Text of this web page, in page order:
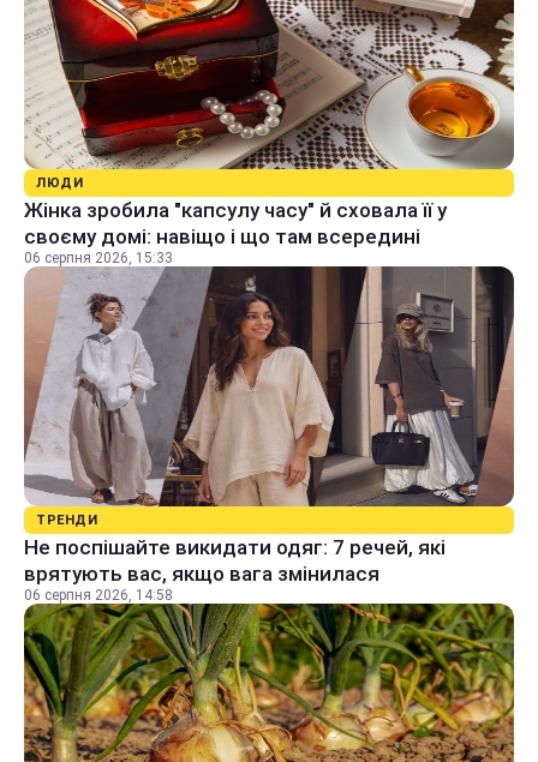
ЛЮДИ
Жінка зробила "капсулу часу" й сховала її у
своєму домі: навіщо і що там всередині
06 серпня 2026, 15:33
ТРЕНДИ
Не поспішайте викидати одяг: 7 речей, які
врятують вас, якщо вага змінилася
06 серпня 2026, 14:58